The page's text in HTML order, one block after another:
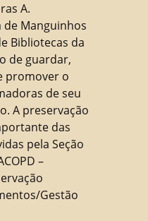
A.
Manguinhos
Bibliotecas da
de guardar,
promover o
de seu
A preservação
das
pela Seção
–
Gestão